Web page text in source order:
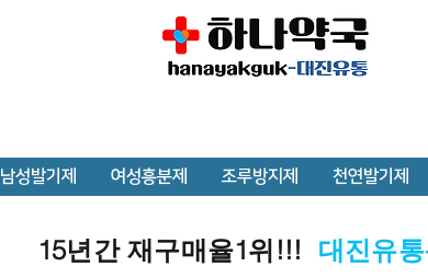
남성발기제 여성흥분제 조루방지제 천연발기제
15년간 재구매율1위!!! 대진유